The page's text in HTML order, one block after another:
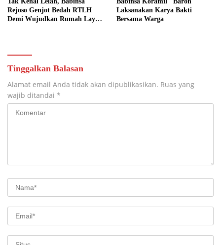
Rejoso Genjot Bedah RTLH
Demi Wujudkan Rumah Layak
Laksanakan Karya Bakti
Bersama Warga
Tinggalkan Balasan
Alamat email Anda tidak akan dipublikasikan. Ruas yang
wajib ditandai *